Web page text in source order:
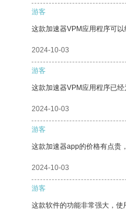
游客
这款加速器VPM应用程序可
2024-10-03
游客
这款加速器VPM应用程序已经
2024-10-03
游客
这款加速器app的价格有点贵
2024-10-03
游客
这款软件的功能非常强大，使